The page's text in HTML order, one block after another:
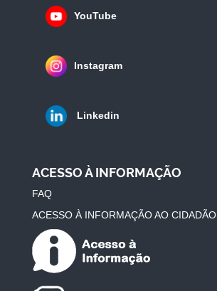
YouTube
Instagram
Linkedin
ACESSO À INFORMAÇÃO
FAQ
ACESSO À INFORMAÇÃO AO CIDADÃO